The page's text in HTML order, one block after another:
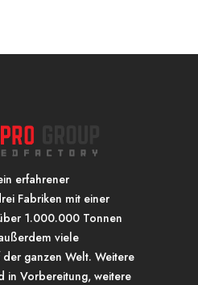
erfahrener
Fabriken mit einer
1.000.000 Tonnen
viele
ganzen Welt. Weitere
in Vorbereitung, weitere